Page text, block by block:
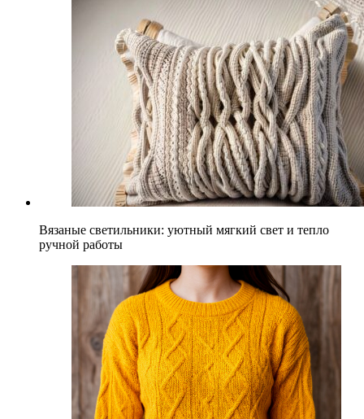
Вязаные светильники: уютный мягкий свет и тепло
ручной работы